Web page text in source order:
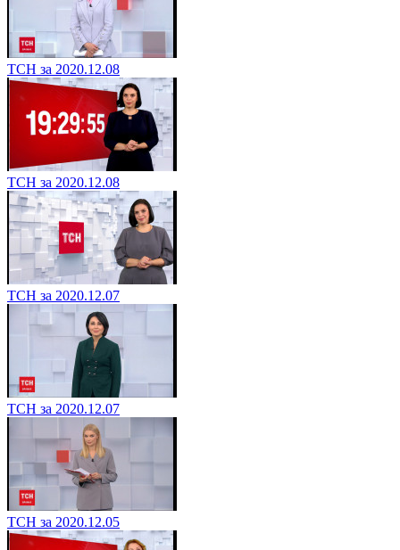
ТСН за 2020.12.08
ТСН за 2020.12.08
ТСН за 2020.12.07
ТСН за 2020.12.07
ТСН за 2020.12.05